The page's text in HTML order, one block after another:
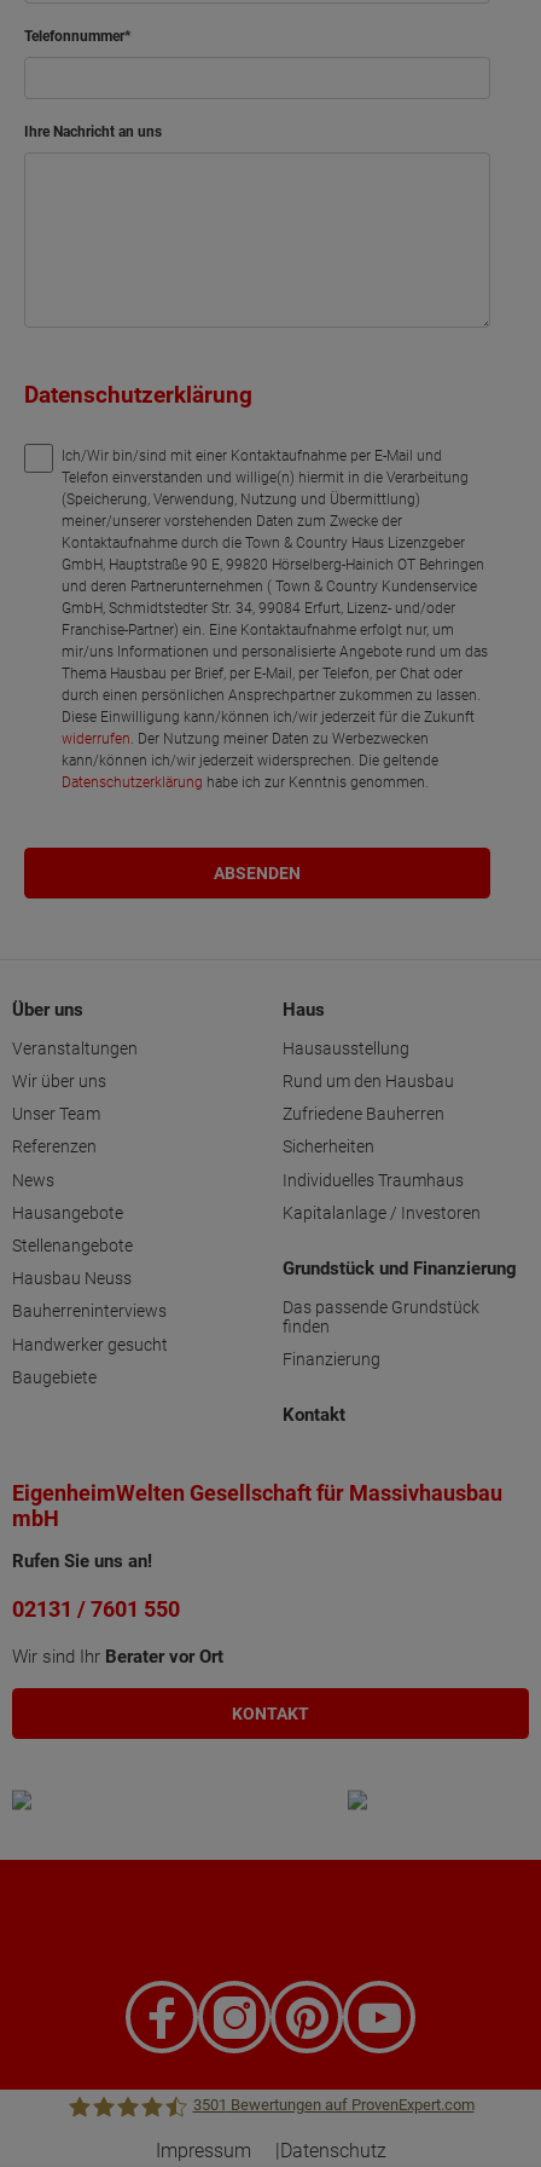
Telefonnummer
Ihre Nachricht an uns
Datenschutzerklärung
Ich/Wir bin/sind mit einer Kontaktaufnahme per E-Mail und
Telefon einverstanden und willige(n) hiermit in die Verarbeitung
(Speicherung, Verwendung, Nutzung und Übermittlung)
meiner/unserer vorstehenden Daten zum Zwecke der
Kontaktaufnahme durch die Town & Country Haus Lizenzgeber
GmbH, Hauptstraße 90 E, 99820 Hörselberg-Hainich OT Behringen
und deren Partnerunternehmen ( Town & Country Kundenservice
GmbH, Schmidtstedter Str. 34, 99084 Erfurt, Lizenz- und/oder
Franchise-Partner) ein. Eine Kontaktaufnahme erfolgt nur, um
mir/uns Informationen und personalisierte Angebote rund um das
Thema Hausbau per Brief, per E-Mail, per Telefon, per Chat oder
durch einen persönlichen Ansprechpartner zukommen zu lassen.
Diese Einwilligung kann/können ich/wir jederzeit für die Zukunft
widerrufen. Der Nutzung meiner Daten zu Werbezwecken
kann/können ich/wir jederzeit widersprechen. Die geltende
Datenschutzerklärung habe ich zur Kenntnis genommen.
Über uns
Veranstaltungen
Wir über uns
Unser Team
Referenzen
News
Hausangebote
Stellenangebote
Hausbau Neuss
Bauherreninterviews
Handwerker gesucht
Baugebiete
Haus
Hausausstellung
Rund um den Hausbau
Zufriedene Bauherren
Sicherheiten
Individuelles Traumhaus
Kapitalanlage / Investoren
Grundstück und Finanzierung
Das passende Grundstück
finden
Finanzierung
Kontakt
EigenheimWelten Gesellschaft für Massivhausbau
mbH
Rufen Sie uns an!
02131 / 7601 550
Wir sind Ihr Berater vor Ort
KONTAKT
3501 Bewertungen auf ProvenExpert.com
Impressum Datenschutz